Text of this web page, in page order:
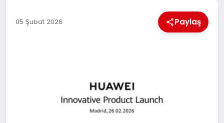
05 Şubat 2026 Paylaş